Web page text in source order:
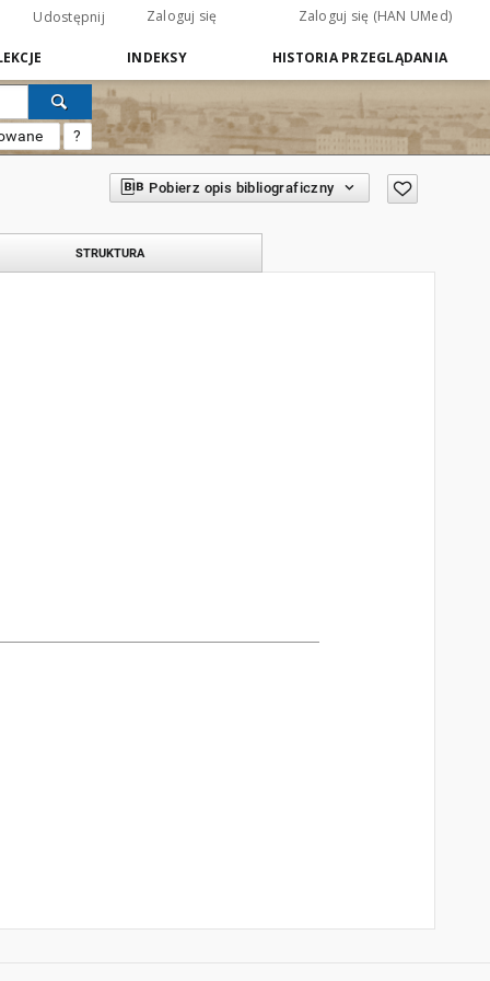
Udostępnij Zaloguj się Zaloguj się (HAN UMed)
INDEKSY HISTORIA PRZEGLĄDANIA
?
Pobierz opis bibliograficzny
STRUKTURA